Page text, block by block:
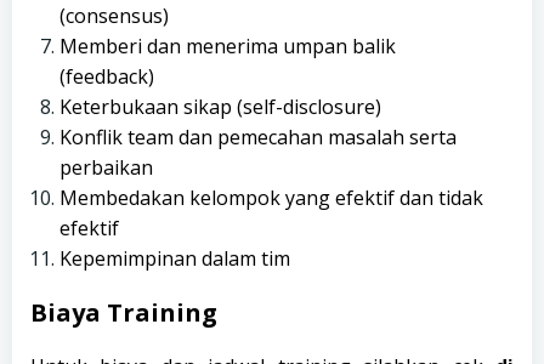
(consensus)
Memberi dan menerima umpan balik
(feedback)
Keterbukaan sikap (self-disclosure)
Konflik team dan pemecahan masalah serta
perbaikan
Membedakan kelompok yang efektif dan tidak
efektif
Kepemimpinan dalam tim
Biaya Training